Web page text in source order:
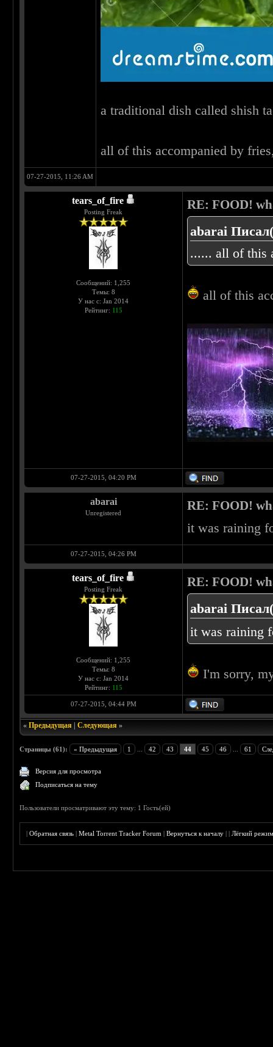
a traditional dish called shish
all of this accompanied by
07-27-2015, 11:26 AM
tears_of_fire
Posting Freak
Сообщений: 1,255
Темы: 8
У нас с: Jan 2014
Рейтинг: 115
RE: FOOD!
abarai
...... all of this
all of this
07-27-2015, 04:20 PM
abarai
Unregistered
RE: FOOD!
it was raining
07-27-2015, 04:26 PM
tears_of_fire
Posting Freak
Сообщений: 1,255
Темы: 8
У нас с: Jan 2014
Рейтинг: 115
RE: FOOD!
abarai
it was raining
I'm sorry,
07-27-2015, 04:44 PM
«Предыдущая |Следующая »
Страницы (61): « Предыдущая 1 42 43 44 45 46 61
Версия для просмотра
Подписаться на тему
Пользователи просматривают эту тему: 1 Гость(ей)
|Обратная связь |Metal Torrent Tracker Forum |Вернуться к началу ||Лёгкий